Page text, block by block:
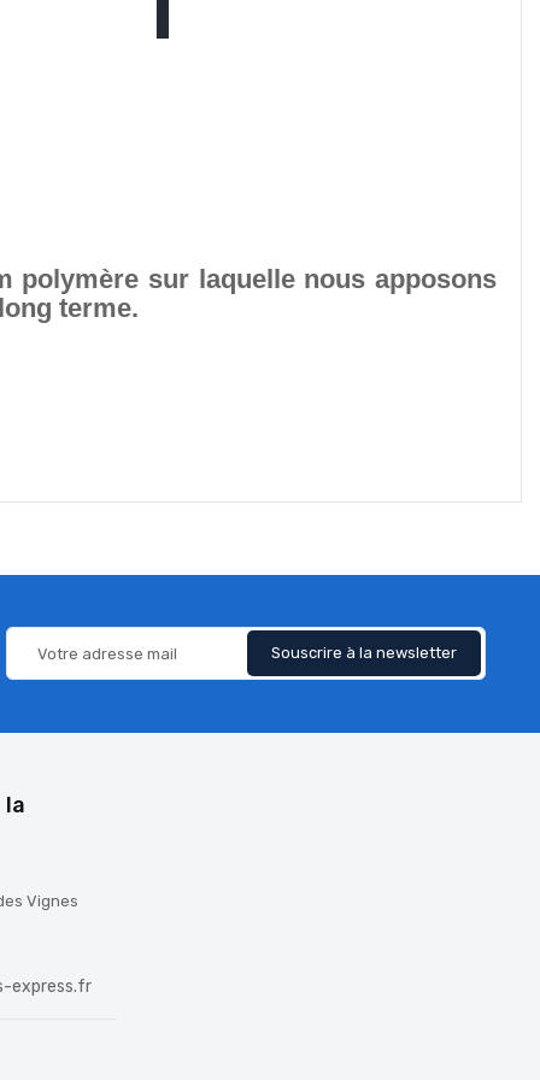
polymère sur laquelle nous apposons
terme.
la
Vignes
express.fr